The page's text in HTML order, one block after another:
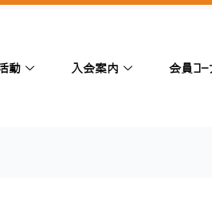
動 入会案内 会員コー